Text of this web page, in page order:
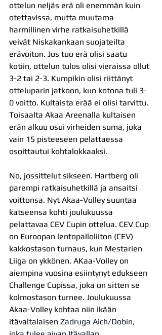
ottelun neljäs erä oli enemmän kuin
otettavissa, mutta muutama
harmillinen virhe ratkaisuhetkillä
veivät Niskakankaan suojateilta
erävoiton. Jos tuo erä olisi saatu
kotiin, ottelun tulos olisi vieraissa ollut
3-2 tai 2-3. Kumpikin olisi riittänyt
otteluparin jatkoon, kun kotona tuli 3-
0 voitto. Kultaista erää ei olisi tarvittu.
Toisaalta Akaa Areenalla kultaisen
erän alkuu osui virheiden suma, joka
vain 15 pisteeseen pelattaessa
osoittautui kohtalokkaaksi.
No, jossittelut sikseen. Hartberg oli
parempi ratkaisuhetkillä ja ansaitsi
voittonsa. Nyt Akaa-Volley suuntaa
katseensa kohti joulukuussa
pelattavaa CEV Cupin ottelua. CEV Cup
on Euroopan lentopalloliiton (CEV)
kakkostason turnaus, kun Mestarien
Liiga on ykkönen. AKaa-Volley on
aiempina vuosina esiintynyt edukseen
Challenge Cupissa, joka on sitten se
kolmostason turnee. Joulukuussa
Akaa-Volley kohtaa niin ikään
itävaltalaisen Zadruga Aich/Dobin,